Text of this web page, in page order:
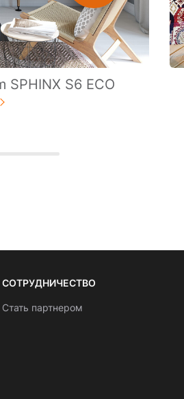
SPHINX S6 ECO
СОТРУДНИЧЕСТВО
Стать партнером